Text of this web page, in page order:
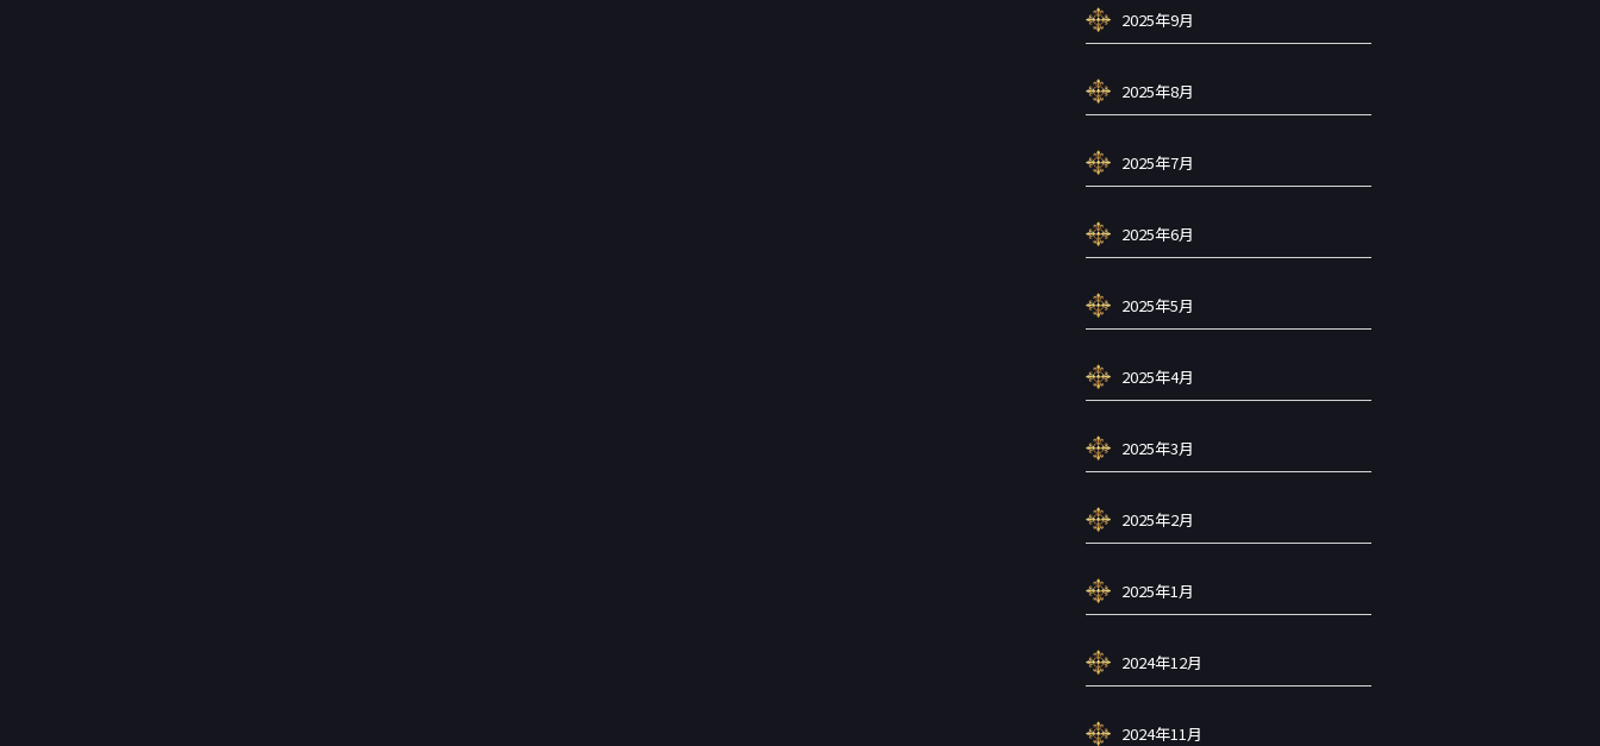
2025年9月
2025年8月
2025年7月
2025年6月
2025年5月
2025年4月
2025年3月
2025年2月
2025年1月
2024年12月
2024年11月